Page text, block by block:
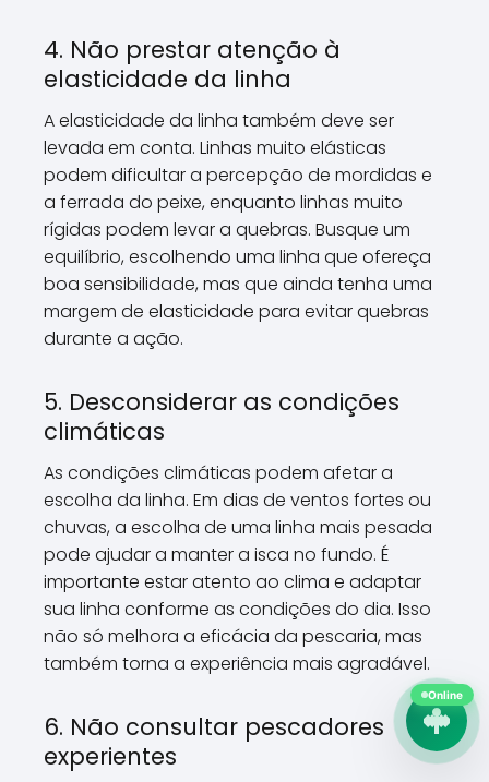
4. Não prestar atenção à
elasticidade da linha
A elasticidade da linha também deve ser
levada em conta. Linhas muito elásticas
podem dificultar a percepção de mordidas e
a ferrada do peixe, enquanto linhas muito
rígidas podem levar a quebras. Busque um
equilíbrio, escolhendo uma linha que ofereça
boa sensibilidade, mas que ainda tenha uma
margem de elasticidade para evitar quebras
durante a ação.
5. Desconsiderar as condições
climáticas
As condições climáticas podem afetar a
escolha da linha. Em dias de ventos fortes ou
chuvas, a escolha de uma linha mais pesada
pode ajudar a manter a isca no fundo. É
importante estar atento ao clima e adaptar
sua linha conforme as condições do dia. Isso
não só melhora a eficácia da pescaria, mas
também torna a experiência mais agradável.
6. Não consultar pescadores
experientes
Online